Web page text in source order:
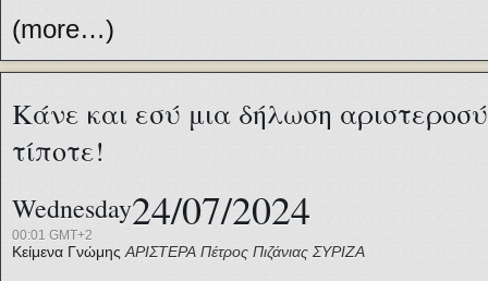
(more…)
Κάνε και εσύ μια δήλωση
τίποτε!
Wednesday24/07/2024
00:01 GMT+2
Κείμενα Γνώμης ΑΡΙΣΤΕΡΑ Πέτρος Πιζάνιας ΣΥΡΙΖΑ